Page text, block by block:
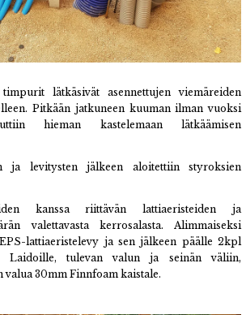
lätkäsivät asennettujen viemäreiden
Pitkään jatkuneen kuuman ilman vuoksi
hieman kastelemaan lätkäämisen
ja levitysten jälkeen aloitettiin styroksien
kanssa riittävän lattiaeristeiden ja
valettavasta kerrosalasta. Alimmaiseksi
lattiaeristelevy ja sen jälkeen päälle 2kpl
Laidoille, tulevan valun ja seinän väliin,
valua 30mm Finnfoam kaistale.